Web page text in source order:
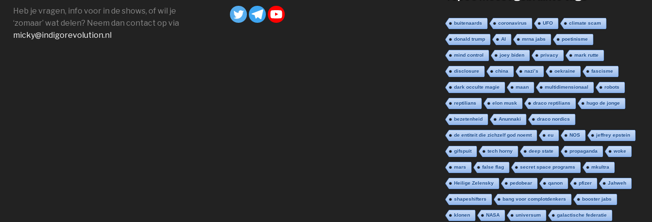
Heb je vragen, info voor in de shows, of wil je
‘zomaar’ wat delen? Neem dan contact op via
micky@indigorevolution.nl
buitenaards coronavirus UFO climate scam
donald trump AI mrna jabs poetinisme
mind control joey biden privacy mark rutte
disclosure china nazi’s oekraine fascisme
dark occulte magie maan multidimensionaal robots
reptilians elon musk draco reptilians hugo de jonge
bezetenheid Anunnaki draco nordics
de entiteit die zichzelf god noemt eu NOS jeffrey epstein
gifspuit tech horny deep state propaganda woke
mars false flag secret space programs mkultra
Heilige Zelensky pedobear qanon pfizer Jahweh
shapeshifters bang voor complotdenkers booster jabs
klonen NASA universum galactische federatie